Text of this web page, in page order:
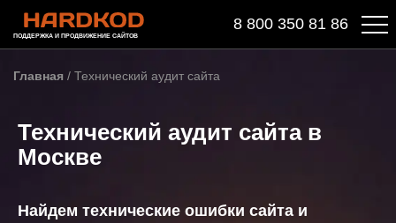
ПОДДЕРЖКА И ПРОДВИЖЕНИЕ САЙТОВ
8 800 350 81 86
Главная / Технический аудит сайта
Технический аудит сайта в
Москве
Найдем технические ошибки сайта и